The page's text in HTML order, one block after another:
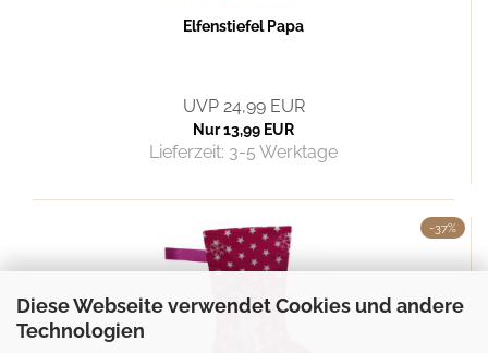
Diese Webseite verwendet Cookies und andere
Technologien
Elfenstiefel Papa
UVP 24,99 EUR
Nur 13,99 EUR
Lieferzeit: 3-5 Werktage
-37%